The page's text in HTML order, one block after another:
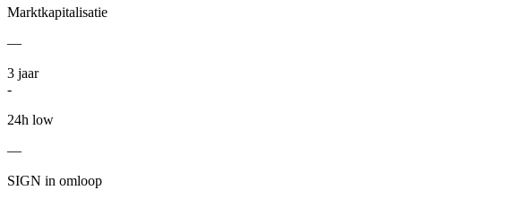
Marktkapitalisatie
—
3 jaar
-
24h low
—
SIGN in omloop